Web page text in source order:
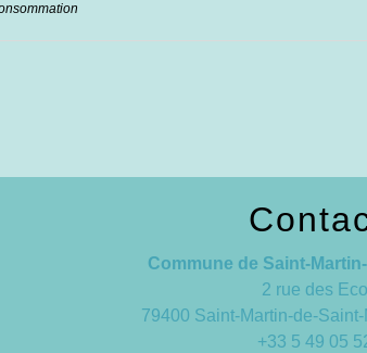
Commune de Saint-
2 rue des
79400 Saint-Martin-de-
+33 5 49 05